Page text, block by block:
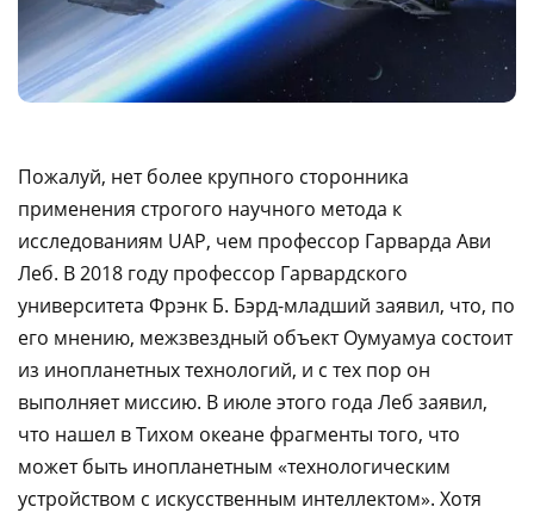
Пожалуй, нет более крупного сторонника
применения строгого научного метода к
исследованиям UAP, чем профессор Гарварда Ави
Леб. В 2018 году профессор Гарвардского
университета Фрэнк Б. Бэрд-младший заявил, что, по
его мнению, межзвездный объект Оумуамуа состоит
из инопланетных технологий, и с тех пор он
выполняет миссию. В июле этого года Леб заявил,
что нашел в Тихом океане фрагменты того, что
может быть инопланетным «технологическим
устройством с искусственным интеллектом». Хотя